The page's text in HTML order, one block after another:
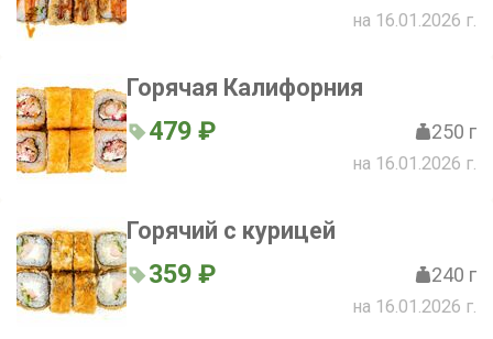
на 16.01.2026 г.
Горячая Калифорния
479 ₽ 250 г
на 16.01.2026 г.
Горячий с курицей
359 ₽ 240 г
на 16.01.2026 г.